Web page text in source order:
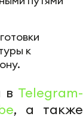
к
в Telegram-
, а также